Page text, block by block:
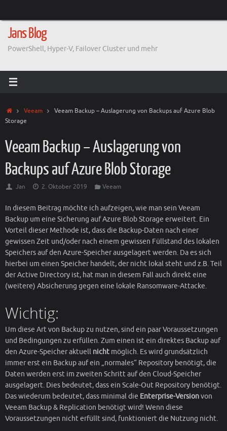
springen
Jans Blog
PowerShell, Hyper-V, Failover Cluster und mehr
StartVeeam
Veeam Backup – Auslagerung von Backups auf Azure Blob
Storage
Veeam Backup – Auslagerung von
Backups auf Azure Blob Storage
Jan 2. Oktober 2019 Veeam
In diesem Beitrag möchte ich aufzeigen, wie man sein Veeam
Backup um eine Sicherung auf Azure Blob Storage erweitert. Ein
Vorteil dieser Methode ist, dass die Backup-Daten nach einer
gewissen Zeit und/oder nach einem gewissen Füllstand des lokalen
Speichers auf den Azure-Speicher ausgelagert werden. Da es sich
hierbei um einen Speicher handelt, der nicht lokal steht und z.B. Teil
der Active Directory ist, hat man in diesem Fall auch direkt eine
(weitere) Absicherung gegen eine lokale Ransomware-Attacke.
Wichtig:
Um diese Art von Backup zu nutzen, sind ein paar Voraussetzungen
und Bedingungen zu erfüllen. Zum einen ist ein direktes Backup auf
den Azure-Speicher aktuell nicht möglich. Es wird grundsätzlich
immer erst ein Backup auf ein „normales“ Repository benötigt, die
Daten werden erst im zweiten Schritt auf den Cloud-Speicher
ausgelagert. Dies bedeutet, dass ein Scale-Out Repository benötigt.
Das wiederum bedeutet, dass minimal die Enterprise-Versionvon
Veeam Backup & Replication benötigt wird! Wenn diese
Voraussetzungen nicht erfüllt sind, funktioniert die Nutzung nicht.